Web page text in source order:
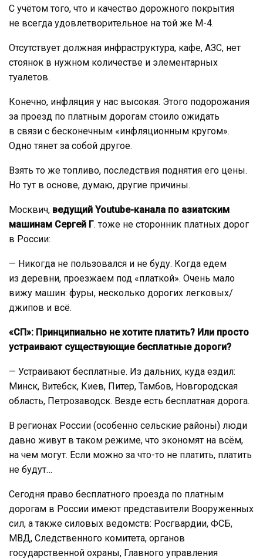
С учётом того, что и качество дорожного покрытия
не всегда удовлетворительное на той же М-4.
Отсутствует должная инфраструктура, кафе, АЗС, нет
стоянок в нужном количестве и элементарных
туалетов.
Конечно, инфляция у нас высокая. Этого подорожания
за проезд по платным дорогам стоило ожидать
в связи с бесконечным «инфляционным кругом».
Одно тянет за собой другое.
Взять то же топливо, последствия поднятия его цены.
Но тут в основе, думаю, другие причины.
Москвич, ведущий Youtube-канала по азиатским
машинам Сергей Г. тоже не сторонник платных дорог
в России:
— Никогда не пользовался и не буду. Когда едем
из деревни, проезжаем под «платкой». Очень мало
вижу машин: фуры, несколько дорогих легковых/
джипов и всё.
«СП»: Принципиально не хотите платить? Или просто
устраивают существующие бесплатные дороги?
— Устраивают бесплатные. Из дальних, куда ездил:
Минск, Витебск, Киев, Питер, Тамбов, Новгородская
область, Петрозаводск. Везде есть бесплатная дорога.
В регионах России (особенно сельские районы) люди
давно живут в таком режиме, что экономят на всём,
на чем могут. Если можно за что-то не платить, платить
не будут…
Сегодня право бесплатного проезда по платным
дорогам в России имеют представители Вооруженных
сил, а также силовых ведомств: Росгвардии, ФСБ,
МВД, Следственного комитета, органов
государственной охраны, Главного управления